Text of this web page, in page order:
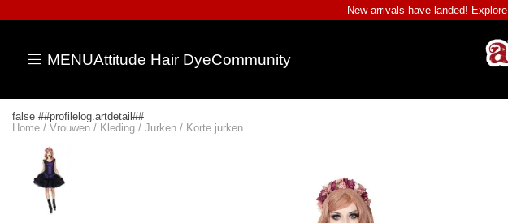
New arrivals have landed! Explore
MENUAttitude Hair DyeCommunity
false ##profilelog.artdetail##
Home / Vrouwen / Kleding / Jurken / Korte jurken